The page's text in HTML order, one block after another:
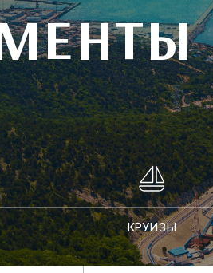
КРУИЗЫ